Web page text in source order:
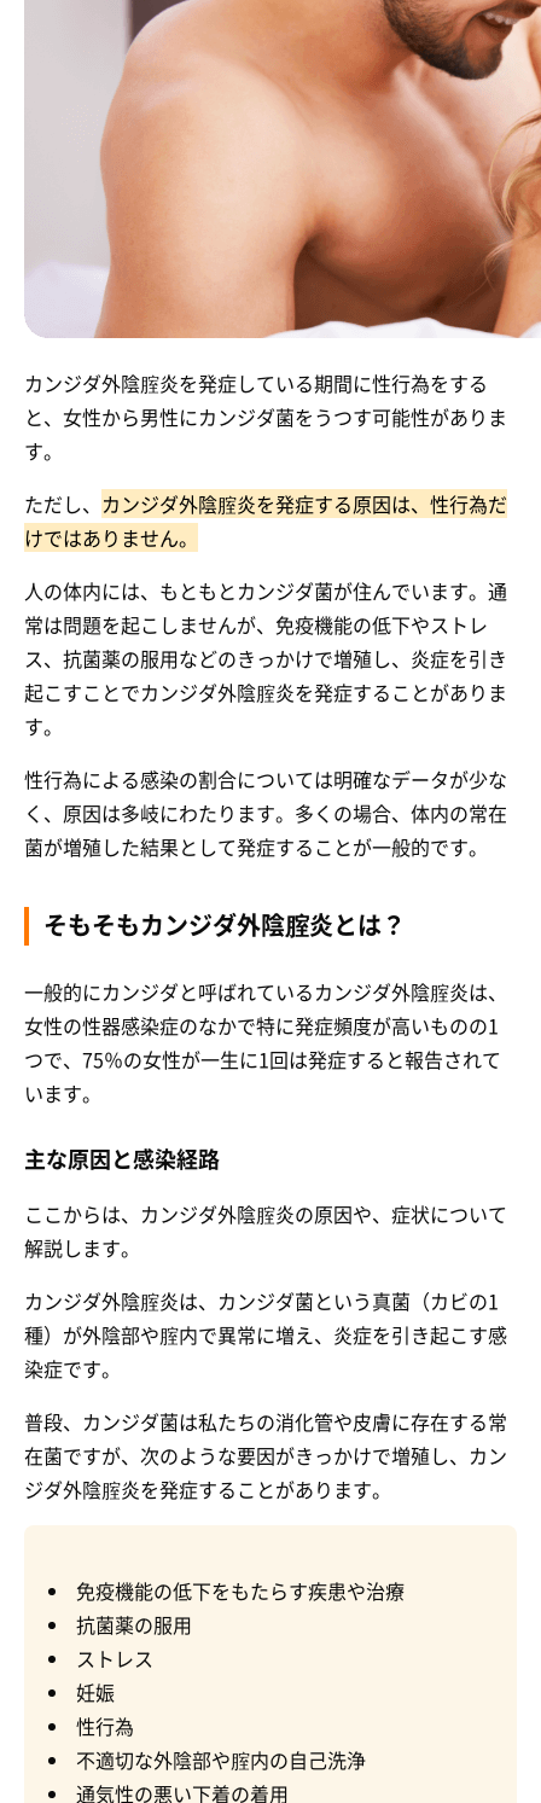
カンジダ外陰腟炎を発症している期間に性行為をする
と、女性から男性にカンジダ菌をうつす可能性がありま
す。
ただし、 カンジダ外陰腟炎を発症する原因は、性行為だ
けではありません。
人の体内には、もともとカンジダ菌が住んでいます。通
常は問題を起こしませんが、免疫機能の低下やストレ
ス、抗菌薬の服用などのきっかけで増殖し、炎症を引き
起こすことでカンジダ外陰腟炎を発症することがありま
す。
性行為による感染の割合については明確なデータが少な
く、原因は多岐にわたります。多くの場合、体内の常在
菌が増殖した結果として発症することが一般的です。
そもそもカンジダ外陰腟炎とは？
一般的にカンジダと呼ばれているカンジダ外陰腟炎は、
女性の性器感染症のなかで特に発症頻度が高いものの1
つで、75％の女性が一生に1回は発症すると報告されて
います。
主な原因と感染経路
ここからは、カンジダ外陰腟炎の原因や、症状について
解説します。
カンジダ外陰腟炎は、カンジダ菌という真菌（カビの1
種）が外陰部や腟内で異常に増え、炎症を引き起こす感
染症です。
普段、カンジダ菌は私たちの消化管や皮膚に存在する常
在菌ですが、次のような要因がきっかけで増殖し、カン
ジダ外陰腟炎を発症することがあります。
免疫機能の低下をもたらす疾患や治療
抗菌薬の服用
ストレス
妊娠
性行為
不適切な外陰部や腟内の自己洗浄
通気性の悪い下着の着用